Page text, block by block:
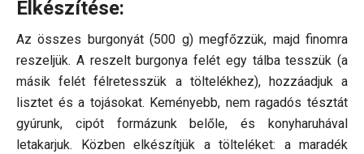
Elkészítése:
Az összes burgonyát (500 g) megfőzzük, majd finomra
reszeljük. A reszelt burgonya felét egy tálba tesszük (a
másik felét félretesszük a töltelékhez), hozzáadjuk a
lisztet és a tojásokat. Keményebb, nem ragadós tésztát
gyúrunk, cipót formázunk belőle, és konyharuhával
letakarjuk. Közben elkészítjük a tölteléket: a maradék